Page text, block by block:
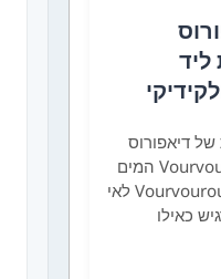
ליד
של דיאפורוס
והמים השקטים ליד Vourvourou המים
הצלולים והטורקיז שבין Vourvourou לאי
כאילו